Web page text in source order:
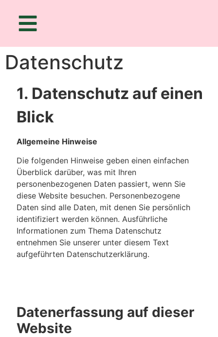
Datenschutz
1. Datenschutz auf einen
Blick
Allgemeine Hinweise
Die folgenden Hinweise geben einen einfachen
Überblick darüber, was mit Ihren
personenbezogenen Daten passiert, wenn Sie
diese Website besuchen. Personenbezogene
Daten sind alle Daten, mit denen Sie persönlich
identifiziert werden können. Ausführliche
Informationen zum Thema Datenschutz
entnehmen Sie unserer unter diesem Text
aufgeführten Datenschutzerklärung.
Datenerfassung auf dieser
Website